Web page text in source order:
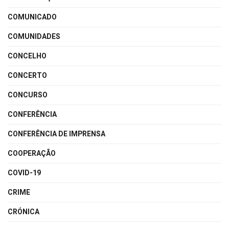
COMUNICADO
COMUNIDADES
CONCELHO
CONCERTO
CONCURSO
CONFERÊNCIA
CONFERÊNCIA DE IMPRENSA
COOPERAÇÃO
COVID-19
CRIME
CRÓNICA